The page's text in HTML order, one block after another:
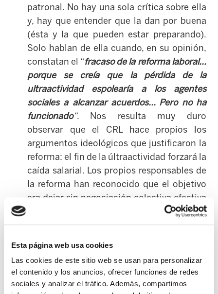
Esta página web usa cookies
Las cookies de este sitio web se usan para personalizar
el contenido y los anuncios, ofrecer funciones de redes
sociales y analizar el tráfico. Además, compartimos
patronal. No hay una sola crítica sobre ella
y, hay que entender que la dan por buena
(ésta y la que pueden estar preparando).
Solo hablan de ella cuando, en su opinión,
constatan el “fracaso de la reforma laboral...
porque se creía que la pérdida de la
ultraactividad espolearía a los agentes
sociales a alcanzar acuerdos... Pero no ha
funcionado”. Nos resulta muy duro
observar que el CRL hace propios los
argumentos ideológicos que justificaron la
reforma: el fin de la últraactividad forzará la
caída salarial. Los propios responsables de
la reforma han reconocido que el objetivo
era dejar sin negociación colectiva efectiva
a miles y miles de trabajadores-as para
favorecer la caída salarial.
Nos parece asimismo inaceptable que el
CRL rechace la estrategia de ELA
argumentando que “apostar
exclusivamente
por los convenios de